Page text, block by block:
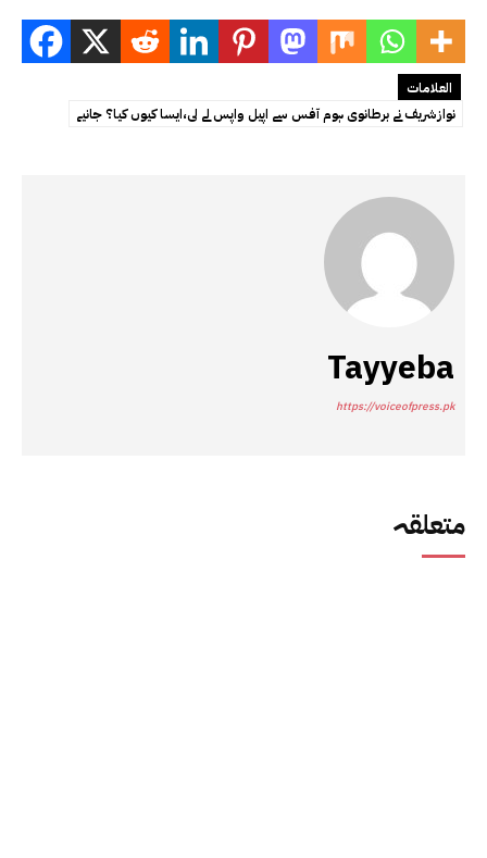
متعلقہ
العلامات
نوازشریف نے برطانوی ہوم آفس سے اپیل واپس لے لی،ایسا کیوں کیا؟ جانیے
Tayyeba
https://voiceofpress.pk